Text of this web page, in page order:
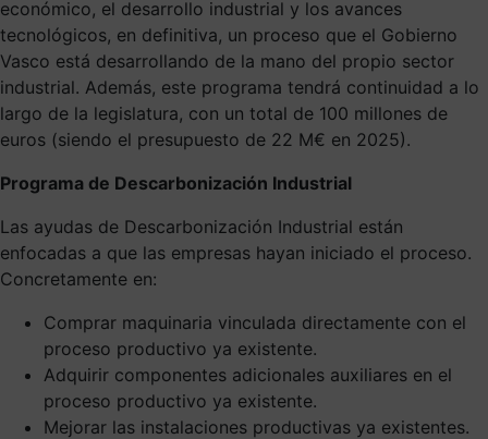
económico, el desarrollo industrial y los avances
tecnológicos, en definitiva, un proceso que el Gobierno
Vasco está desarrollando de la mano del propio sector
industrial. Además, este programa tendrá continuidad a lo
largo de la legislatura, con un total de 100 millones de
euros (siendo el presupuesto de 22 M€ en 2025).
Programa de Descarbonización Industrial
Las ayudas de Descarbonización Industrial están
enfocadas a que las empresas hayan iniciado el proceso.
Concretamente en:
Comprar maquinaria vinculada directamente con el
proceso productivo ya existente.
Adquirir componentes adicionales auxiliares en el
proceso productivo ya existente.
Mejorar las instalaciones productivas ya existentes.